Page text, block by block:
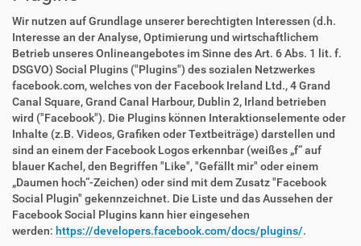
Wir nutzen auf Grundlage unserer berechtigten Interessen (d.h.
Interesse an der Analyse, Optimierung und wirtschaftlichem
Betrieb unseres Onlineangebotes im Sinne des Art. 6 Abs. 1 lit. f.
DSGVO) Social Plugins ("Plugins") des sozialen Netzwerkes
facebook.com, welches von der Facebook Ireland Ltd., 4 Grand
Canal Square, Grand Canal Harbour, Dublin 2, Irland betrieben
wird ("Facebook"). Die Plugins können Interaktionselemente oder
Inhalte (z.B. Videos, Grafiken oder Textbeiträge) darstellen und
sind an einem der Facebook Logos erkennbar (weißes „f“ auf
blauer Kachel, den Begriffen "Like", "Gefällt mir" oder einem
„Daumen hoch“-Zeichen) oder sind mit dem Zusatz "Facebook
Social Plugin" gekennzeichnet. Die Liste und das Aussehen der
Facebook Social Plugins kann hier eingesehen
werden: https://developers.facebook.com/docs/plugins/.